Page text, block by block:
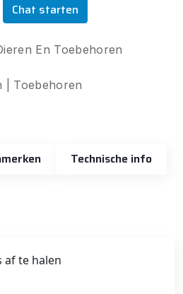
Chat starten
En Toebehoren
| Toebehoren
Technische info
af te halen